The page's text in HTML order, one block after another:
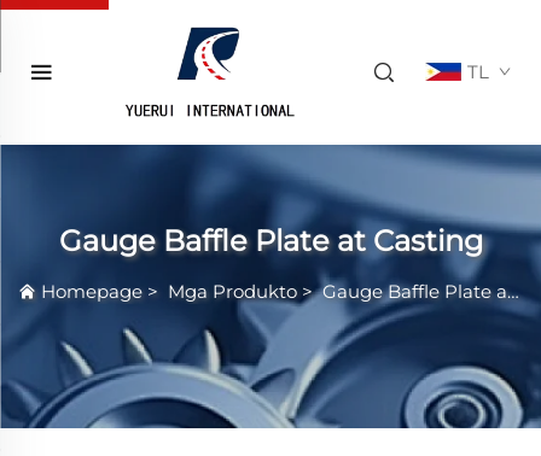
TL
Gauge Baffle Plate at Casting
Homepage > Mga Produkto >Gauge Baffle Plate at Casting